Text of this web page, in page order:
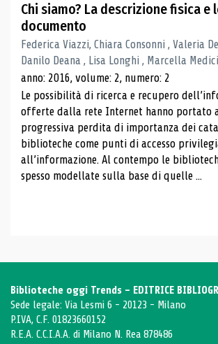
Chi siamo? La descrizione fisica e
documento
Federica Viazzi, Chiara Consonni , Valeria
Danilo Deana , Lisa Longhi , Marcella
anno: 2016, volume: 2, numero: 2
Le possibilità di ricerca e recupero
offerte dalla rete Internet hanno portato
progressiva perdita di importanza dei
biblioteche come punti di accesso
all’informazione. Al contempo le
spesso modellate sulla base di quelle ...
Biblioteche oggi Trends - EDITRICE
Sede legale: Via Lesmi 6 - 20123 - Milano
P.IVA, C.F. 01823660152
R.E.A. C.C.I.A.A. di Milano N. Rea 878486